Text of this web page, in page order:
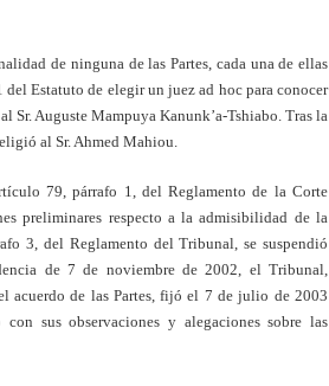
de ninguna de las Partes, cada una de ellas
Estatuto de elegir un juez ad hoc para conocer
Auguste Mampuya Kanunk’a-Tshiabo. Tras la
al Sr. Ahmed Mahiou.
79, párrafo 1, del Reglamento de la Corte
preliminares respecto a la admisibilidad de la
3, del Reglamento del Tribunal, se suspendió
de 7 de noviembre de 2002, el Tribunal,
acuerdo de las Partes, fijó el 7 de julio de 2003
sus observaciones y alegaciones sobre las